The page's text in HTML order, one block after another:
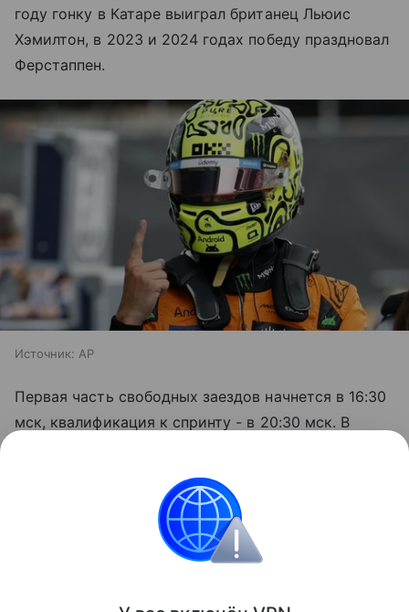
году гонку в Катаре выиграл британец Льюис
Хэмилтон, в 2023 и 2024 годах победу праздновал
Ферстаппен.
Источник: AP
Первая часть свободных заездов начнется в 16:30
мск, квалификация к спринту - в 20:30 мск. В
квалификация к основной гонке (21:00 мск).
Завершится программа этапа в воскресенье